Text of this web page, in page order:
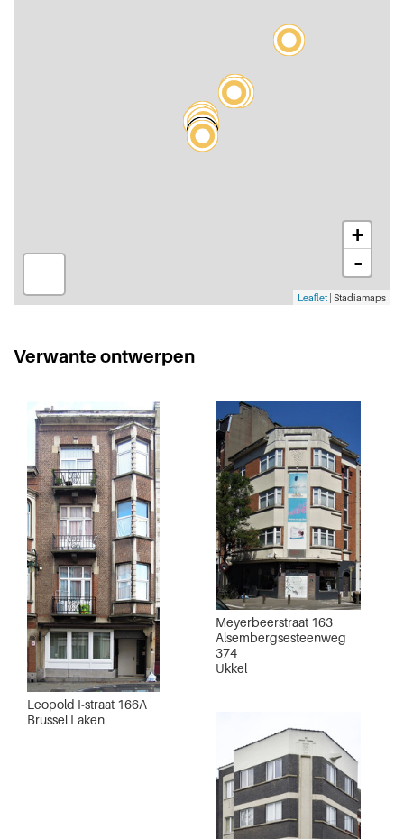
+
-
Leaflet | Stadiamaps
Verwante ontwerpen
Leopold I-straat 166A
Brussel Laken
Meyerbeerstraat 163
Alsembergsesteenweg
374
Ukkel